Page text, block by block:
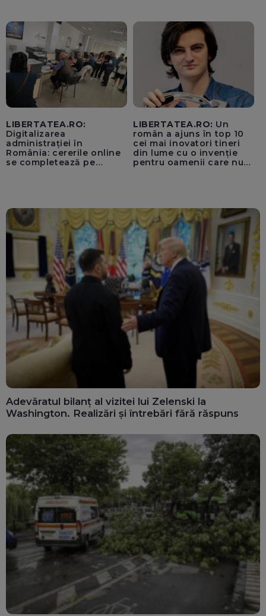
pentru instaurarea
„cenzurii” pe platforma X
LIBERTATEA.RO:
Digitalizarea
administrației în
România: cererile online
se completează pe
LIBERTATEA.RO: Un
român a ajuns în top 10
cei mai inovatori tineri
din lume cu o invenție
pentru oamenii care nu
Adevăratul bilanț al vizitei lui Zelenski la
Washington. Realizări și întrebări fără răspuns